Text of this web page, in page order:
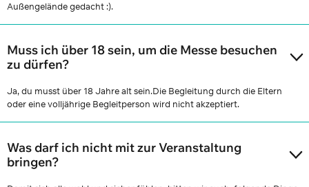
Außengelände gedacht :).
Muss ich über 18 sein, um die Messe besuchen
zu dürfen?
Ja, du musst über 18 Jahre alt sein.Die Begleitung durch die Eltern
oder eine volljährige Begleitperson wird nicht akzeptiert.
Was darf ich nicht mit zur Veranstaltung
bringen?